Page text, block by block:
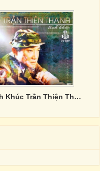
Tình Khúc Trần Thiện Thanh - CD1